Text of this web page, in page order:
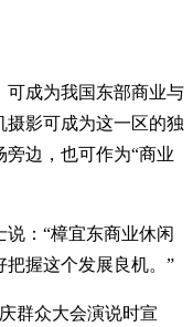
可成为我国东部商业与
影可成为这一区的独
边，也可作为“商业
：“樟宜东商业休闲
把握这个发展良机。”
群众大会演说时宣